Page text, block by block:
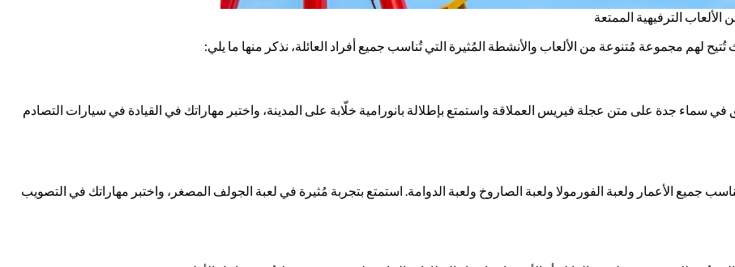
الترفيهية الممتعة
تُتيح لهم مجموعة مُتنوعة من الألعاب والأنشطة المُثيرة التي تُناسب جميع أفراد العائلة، نذكر منها ما يلي:
في سماء جدة على متن عجلة فيريس العملاقة واستمتع بإطلالة بانورامية خلّابة على المدينة، واختبر مهاراتك في القيادة في سيارات التصادم
جميع الأعمار ولعبة الفورمولا ولعبة الصاروخ ولعبة الدوامة. استمتع بتجربة مُثيرة في لعبة الجولف المصغر، واختبر مهاراتك في التصويب